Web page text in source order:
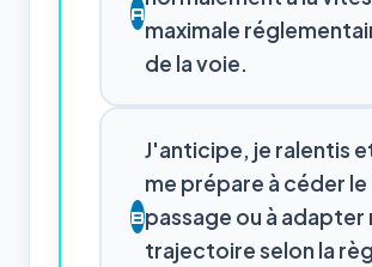
A
maximale
de la voie.
B
J'anticipe, je ralentis
me prépare à céder le
passage ou à adapter
trajectoire selon la